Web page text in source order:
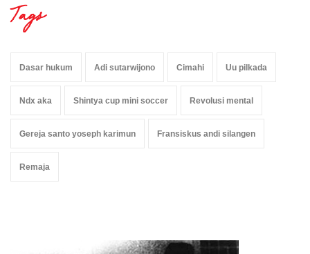
Tags
Dasar hukum Adi sutarwijono Cimahi Uu pilkada
Ndx aka Shintya cup mini soccer Revolusi mental
Gereja santo yoseph karimun Fransiskus andi silangen
Remaja